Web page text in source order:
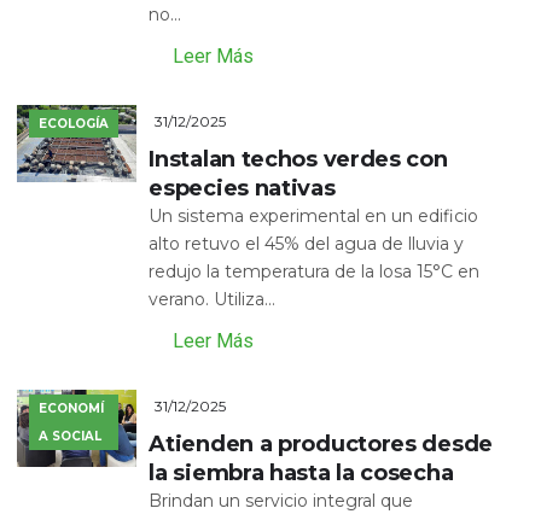
no...
Leer Más
ECOLOGÍA 31/12/2025
Instalan techos verdes con
especies nativas
Un sistema experimental en un edificio
alto retuvo el 45% del agua de lluvia y
redujo la temperatura de la losa 15°C en
verano. Utiliza...
Leer Más
ECONOMÍ
A SOCIAL
31/12/2025
Atienden a productores desde
la siembra hasta la cosecha
Brindan un servicio integral que